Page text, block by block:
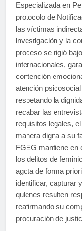
Especializada en
protocolo de
las víctimas
investigación y la
proceso se rigió
internacionales,
contención
atención
respetando la
recabar las
requisitos legales,
manera digna a su
FGEG mantiene en
los delitos de
agota de forma
identificar, capturar
quienes resulten
reafirmando su
procuración de